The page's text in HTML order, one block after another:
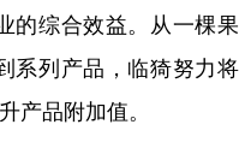
的综合效益。从一棵果
系列产品，临猗努力将
产品附加值。